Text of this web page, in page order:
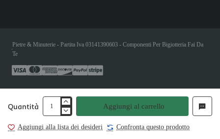
Quantità Aggiungi al carrello
Aggiungi alla lista dei desideri Confronta questo prodotto
Pietre & Minuterie - Partita Iva 03141390603 - Componenti Per Bigiotteria Fai Da
Te